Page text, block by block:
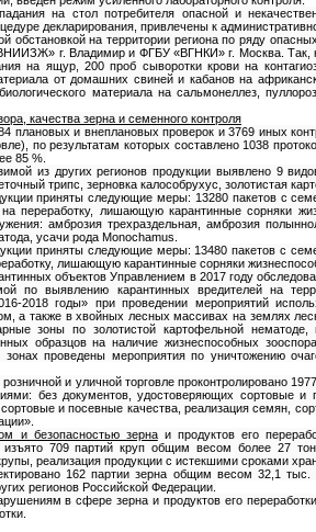
на стол потребителя опасной и
декларирования, привлечены к
обстановкой на территории региона по ряду
г. Владимир и ФГБУ «ВГНКИ» г. Москва. Так,
на ящур, 200 проб сыворотки крови на
от домашних свиней и кабанов на
материала на сальмонеллез,
качества зерна и семенного контроля
плановых и внеплановых проверок и 3769 иных
по результатам которых составлено 1038
85 %.
из других регионов продукции выявлено 9
трипс, зерновка калособрухус, золотистая
приняты следующие меры: 13280 пакетов с
переработку, лишающую карантинные сорняки
амброзия трехраздельная, амброзия
усачи рода Monochamus.
приняты следующие меры: 13480 пакетов с
лишающую карантинные сорняки
объектов Управлением в 2017 году
по выявлению карантинных вредителей на
2018 годы» при проведении мероприятий
а также в хвойных лесных массивах на землях
зоны по золотистой картофельной
образцов на наличие жизнеспособных
зонах проведены мероприятия по уничтожению
розничной и уличной торговле проконтролировано
без документов, удостоверяющих сортовые
и посевные качества, реализация семян,
и безопасностью зернаи продуктов его
изъято 709 партий круп общим весом более 27
реализация продукции с истекшими сроками
162 партии зерна общим весом 32,1
регионов Российской Федерации.
в сфере зерна и продуктов его